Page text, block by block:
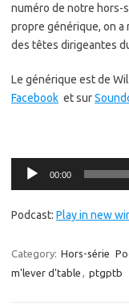
numéro de notre hors-
propre générique, on a
des têtes dirigeantes
Le générique est de
Facebook et sur
Lecteur
00:00
Podcast: Play in new
Category: Hors-série
m'lever d'table , ptgptb